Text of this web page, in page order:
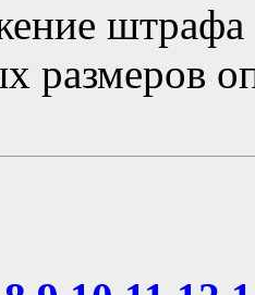
штрафа
размеров